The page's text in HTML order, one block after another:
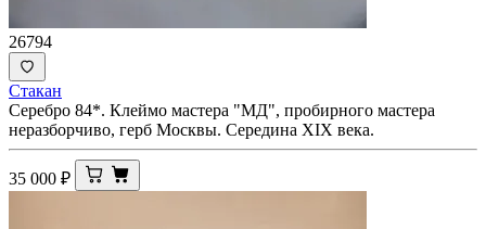
26794
Стакан
Серебро 84*. Клеймо мастера "МД", пробирного мастера
неразборчиво, герб Москвы. Середина ХIХ века.
35 000 ₽